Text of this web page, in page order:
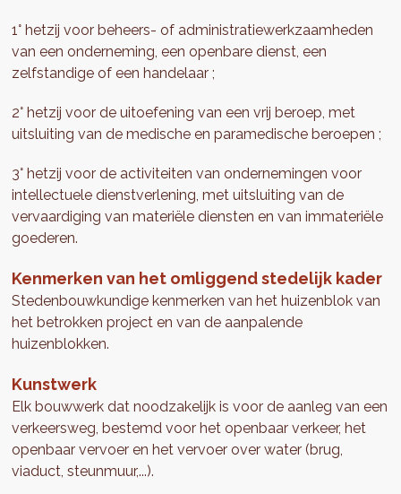
1° hetzij voor beheers- of administratiewerkzaamheden
van een onderneming, een openbare dienst, een
zelfstandige of een handelaar ;
2° hetzij voor de uitoefening van een vrij beroep, met
uitsluiting van de medische en paramedische beroepen ;
3° hetzij voor de activiteiten van ondernemingen voor
intellectuele dienstverlening, met uitsluiting van de
vervaardiging van materiële diensten en van immateriële
goederen.
Kenmerken van het omliggend stedelijk kader
Stedenbouwkundige kenmerken van het huizenblok van
het betrokken project en van de aanpalende
huizenblokken.
Kunstwerk
Elk bouwwerk dat noodzakelijk is voor de aanleg van een
verkeersweg, bestemd voor het openbaar verkeer, het
openbaar vervoer en het vervoer over water (brug,
viaduct, steunmuur,...).